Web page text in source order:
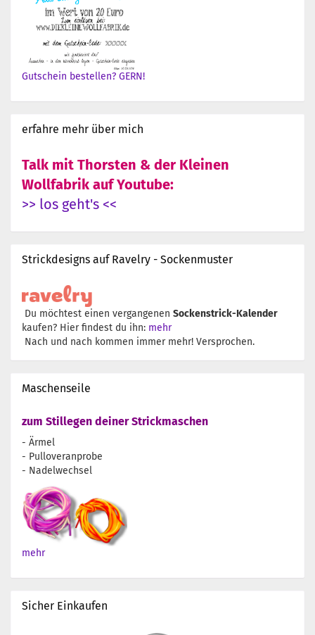
Gutschein bestellen? GERN!
erfahre mehr über mich
Talk mit Thorsten & der Kleinen
Wollfabrik auf Youtube:
>> los geht's <<
Strickdesigns auf Ravelry - Sockenmuster
Du möchtest einen vergangenen Sockenstrick-Kalender
kaufen? Hier findest du ihn: mehr
Nach und nach kommen immer mehr! Versprochen.
Maschenseile
zum Stillegen deiner Strickmaschen
- Ärmel
- Pulloveranprobe
- Nadelwechsel
mehr
Sicher Einkaufen